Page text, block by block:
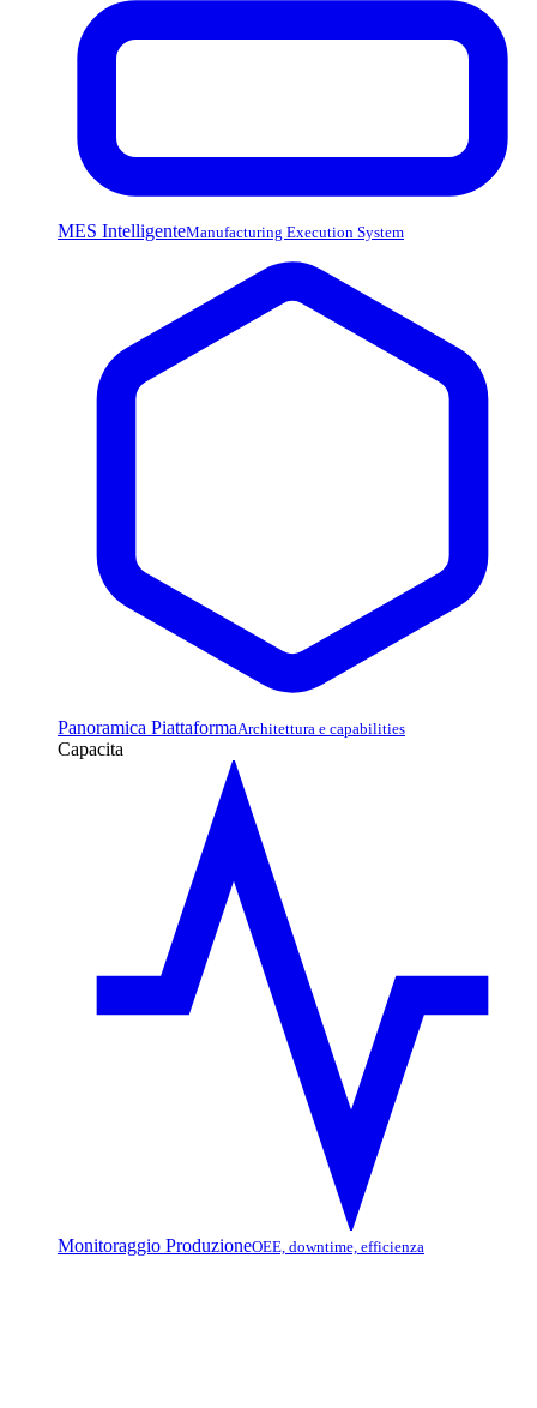
MES IntelligenteManufacturing Execution System
Panoramica PiattaformaArchitettura e capabilities
Capacita
Monitoraggio ProduzioneOEE, downtime, efficienza